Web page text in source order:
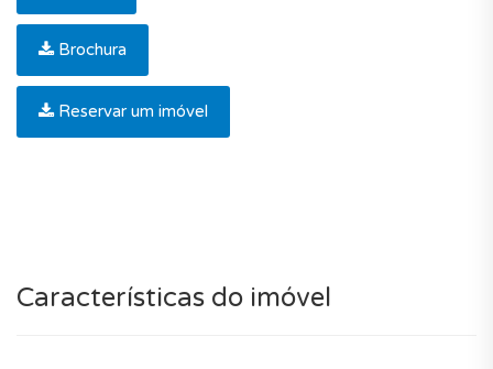
Brochura
Reservar um imóvel
Características do imóvel